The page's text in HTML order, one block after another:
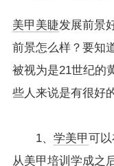
美甲美睫发展前景
前景怎么样？要知
被视为是21世纪的
些人来说是有很好
1、 学美甲可
从美甲培训 学成之